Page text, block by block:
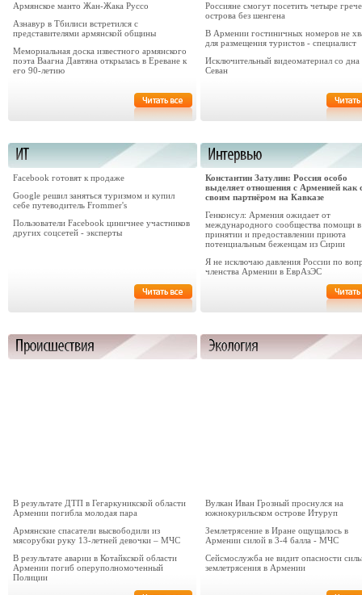
Армянское манто Жан-Жака Руссо
Азнавур в Тбилиси встретился с
представителями армянской общины
Мемориальная доска известного армянского
поэта Ваагна Давтяна открылась в Ереване к
его 90-летию
Россияне смогут посетить четыре
острова без шенгена
В Армении гостиничных номеров не
для размещения туристов - специалист
Исключительный видеоматериал со дна
Севан
Facebook готовят к продаже
Google решил заняться туризмом и купил
себе путеводитель Frommer's
Пользователи Facebook циничнее участников
других соцсетей - эксперты
Константин Затулин: Россия особо
выделяет отношения с Арменией как
своим партнёром на Кавказе
Генконсул: Армения ожидает от
международного сообщества помощи в
принятии и предоставлении приюта
потенциальным беженцам из Сирии
Я не исключаю давления России по
членства Армении в ЕврАзЭС
В результате ДТП в Гегаркуникской области
Армении погибла молодая пара
Армянские спасатели высвободили из
мясорубки руку 13-летней девочки – МЧС
В результате аварии в Котайкской области
Армении погиб оперуполномоченный
Полиции
Вулкан Иван Грозный проснулся на
южнокурильском острове Итуруп
Землетрясение в Иране ощущалось в
Армении силой в 3-4 балла - МЧС
Сейсмослужба не видит опасности
землетрясения в Армении